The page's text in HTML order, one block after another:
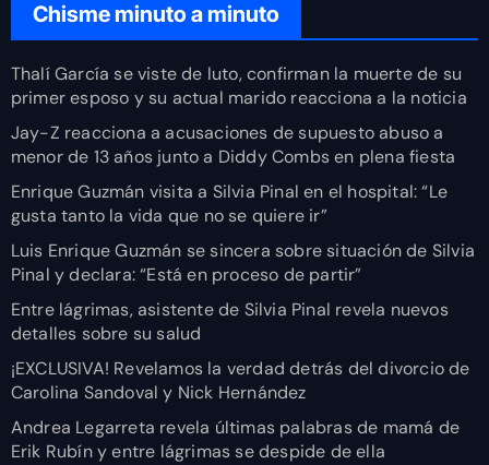
Chisme minuto a minuto
Thalí García se viste de luto, confirman la muerte de su
primer esposo y su actual marido reacciona a la noticia
Jay-Z reacciona a acusaciones de supuesto abuso a
menor de 13 años junto a Diddy Combs en plena fiesta
Enrique Guzmán visita a Silvia Pinal en el hospital: “Le
gusta tanto la vida que no se quiere ir”
Luis Enrique Guzmán se sincera sobre situación de Silvia
Pinal y declara: “Está en proceso de partir”
Entre lágrimas, asistente de Silvia Pinal revela nuevos
detalles sobre su salud
¡EXCLUSIVA! Revelamos la verdad detrás del divorcio de
Carolina Sandoval y Nick Hernández
Andrea Legarreta revela últimas palabras de mamá de
Erik Rubín y entre lágrimas se despide de ella